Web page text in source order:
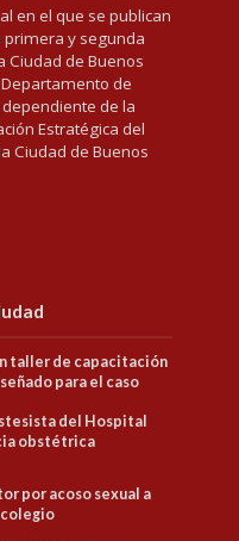
en el que se publican
y segunda
Ciudad de Buenos
de
de la
Estratégica del
Ciudad de Buenos
taller de capacitación
para el caso
del Hospital
obstétrica
por acoso sexual a
colegio